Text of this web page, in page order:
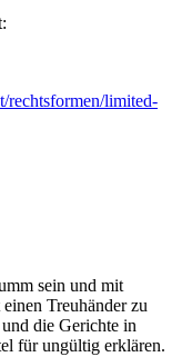
rechtsformen/limited-
sein und mit
Treuhänder zu
die Gerichte in
für ungültig erklären.